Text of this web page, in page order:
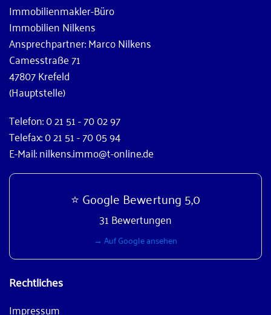
Immobilienmakler-Büro
Immobilien Nilkens
Ansprechpartner: Marco Nilkens
Camesstraße 71
47807 Krefeld
(Hauptstelle)
Telefon: 0 21 51 - 70 02 97
Telefax: 0 21 51 - 70 05 94
E-Mail: nilkens.immo@t-online.de
⭐ Google Bewertung 5,0
31 Bewertungen
→ Auf Google ansehen
Rechtliches
Impressum